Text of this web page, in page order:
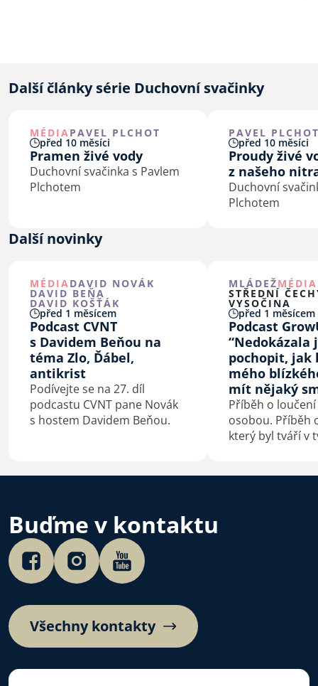
Další články série Duchovní svačinky
MÉDIA PAVEL PLCHOT
před 10 měsíci
Pramen živé vody
Duchovní svačinka s Pavlem
Plchotem
PAVEL
před 10 měsíci
Proudy živé
z našeho
Duchovní
Plchotem
Další novinky
MÉDIA DAVID NOVÁK
DAVID BEŇA
DAVID KOŠŤÁK
před 1 měsícem
Podcast CVNT
s Davidem Beňou na
téma Zlo, Ďábel,
antikrist
Podívejte se na 27. díl
podcastu CVNT pane Novák
s hostem Davidem Beňou.
MLÁDEŽMÉDIA
STŘEDNÍ
VYSOČINA
před 1 měsícem
Podcast
“Nedokázala
pochopit, jak
mého
mít nějaký
Příběh o
osobou. Příběh
který byl tváří v
Buďme v kontaktu
Všechny kontakty